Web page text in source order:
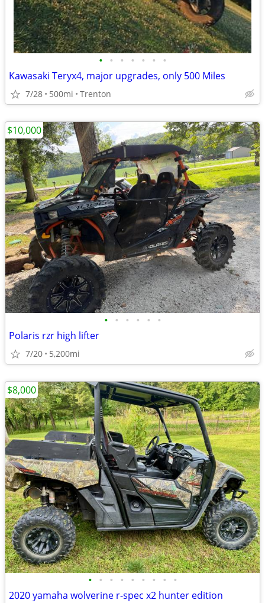
• • • • • • •
Kawasaki Teryx4, major upgrades, only 500 Miles
7/28 500mi Trenton
• • • • • •
Polaris rzr high lifter
7/20 5,200mi
$10,000
• • • • • • • • •
2020 yamaha wolverine r-spec x2 hunter edition
$8,000